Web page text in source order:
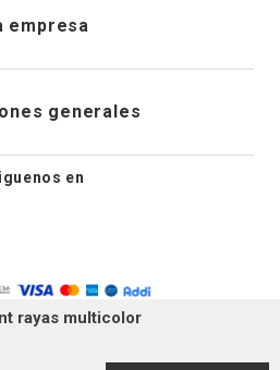
rayas multicolor
de pedidos
y desistimiento
de prendas
empresa
Tiendas
generales
Aviso legal
de privacidad
en